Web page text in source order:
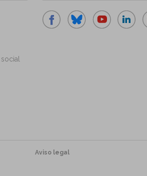
Aviso legal